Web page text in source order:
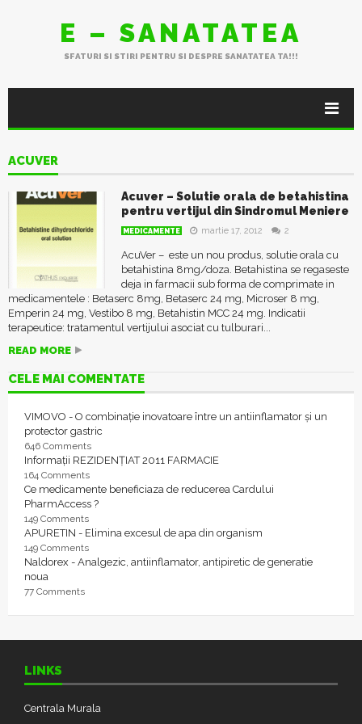
E – SANATATEA
SFATURI SI STIRI PENTRU SI DESPRE SANATATEA TA!!!
ACUVER
Acuver – Solutie orala de betahistina
pentru vertijul din Sindromul Meniere
MEDICAMENTE martie 17, 2012 2
AcuVer – este un nou produs, solutie orala cu
betahistina 8mg/doza. Betahistina se regaseste
deja in farmacii sub forma de comprimate in
medicamentele : Betaserc 8mg, Betaserc 24 mg, Microser 8 mg,
Emperin 24 mg, Vestibo 8 mg, Betahistin MCC 24 mg. Indicatii
terapeutice: tratamentul vertijului asociat cu tulburari...
READ MORE
CELE MAI COMENTATE
VIMOVO - O combinație inovatoare între un antiinflamator și un
protector gastric
646 Comments
Informații REZIDENȚIAT 2011 FARMACIE
164 Comments
Ce medicamente beneficiaza de reducerea Cardului
PharmAccess ?
149 Comments
APURETIN - Elimina excesul de apa din organism
149 Comments
Naldorex - Analgezic, antiinflamator, antipiretic de generatie
noua
77 Comments
LINKS
Centrala Murala